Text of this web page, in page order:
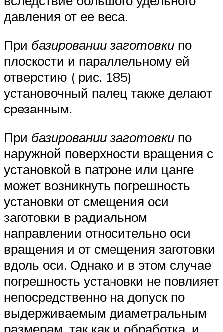
давления от ее веса.
При базировании заготовки по
плоскости и параллельному ей
отверстию ( рис. 185)
установочный палец также делают
срезанным.
При базировании заготовки по
наружной поверхности вращения с
установкой в патроне или цанге
может возникнуть погрешность
установки от смещения оси
заготовки в радиальном
направлении относительно оси
вращения и от смещения заготовки
вдоль оси. Однако и в этом случае
погрешность установки не повлияет
непосредственно на допуск по
выдерживаемым диаметральным
размерам, так как и обработка, и